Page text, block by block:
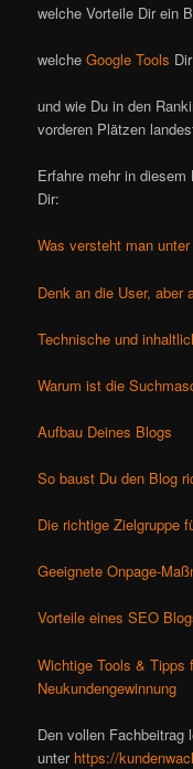
welche Vorteile Dir ein
welcheGoogle Tools
und wie Du in den
vorderen Plätzen
Erfahre mehr in
Dir:
Was versteht man
Denk an die User, aber
Technische und
Warum ist die
Aufbau Deines Blogs
So baust Du den Blog
Die richtige Zielgruppe
Geeignete Onpage-
Vorteile eines SEO
Wichtige Tools & Tipps
Neukundengewinnung
Den vollen Fachbeitrag
unter https://